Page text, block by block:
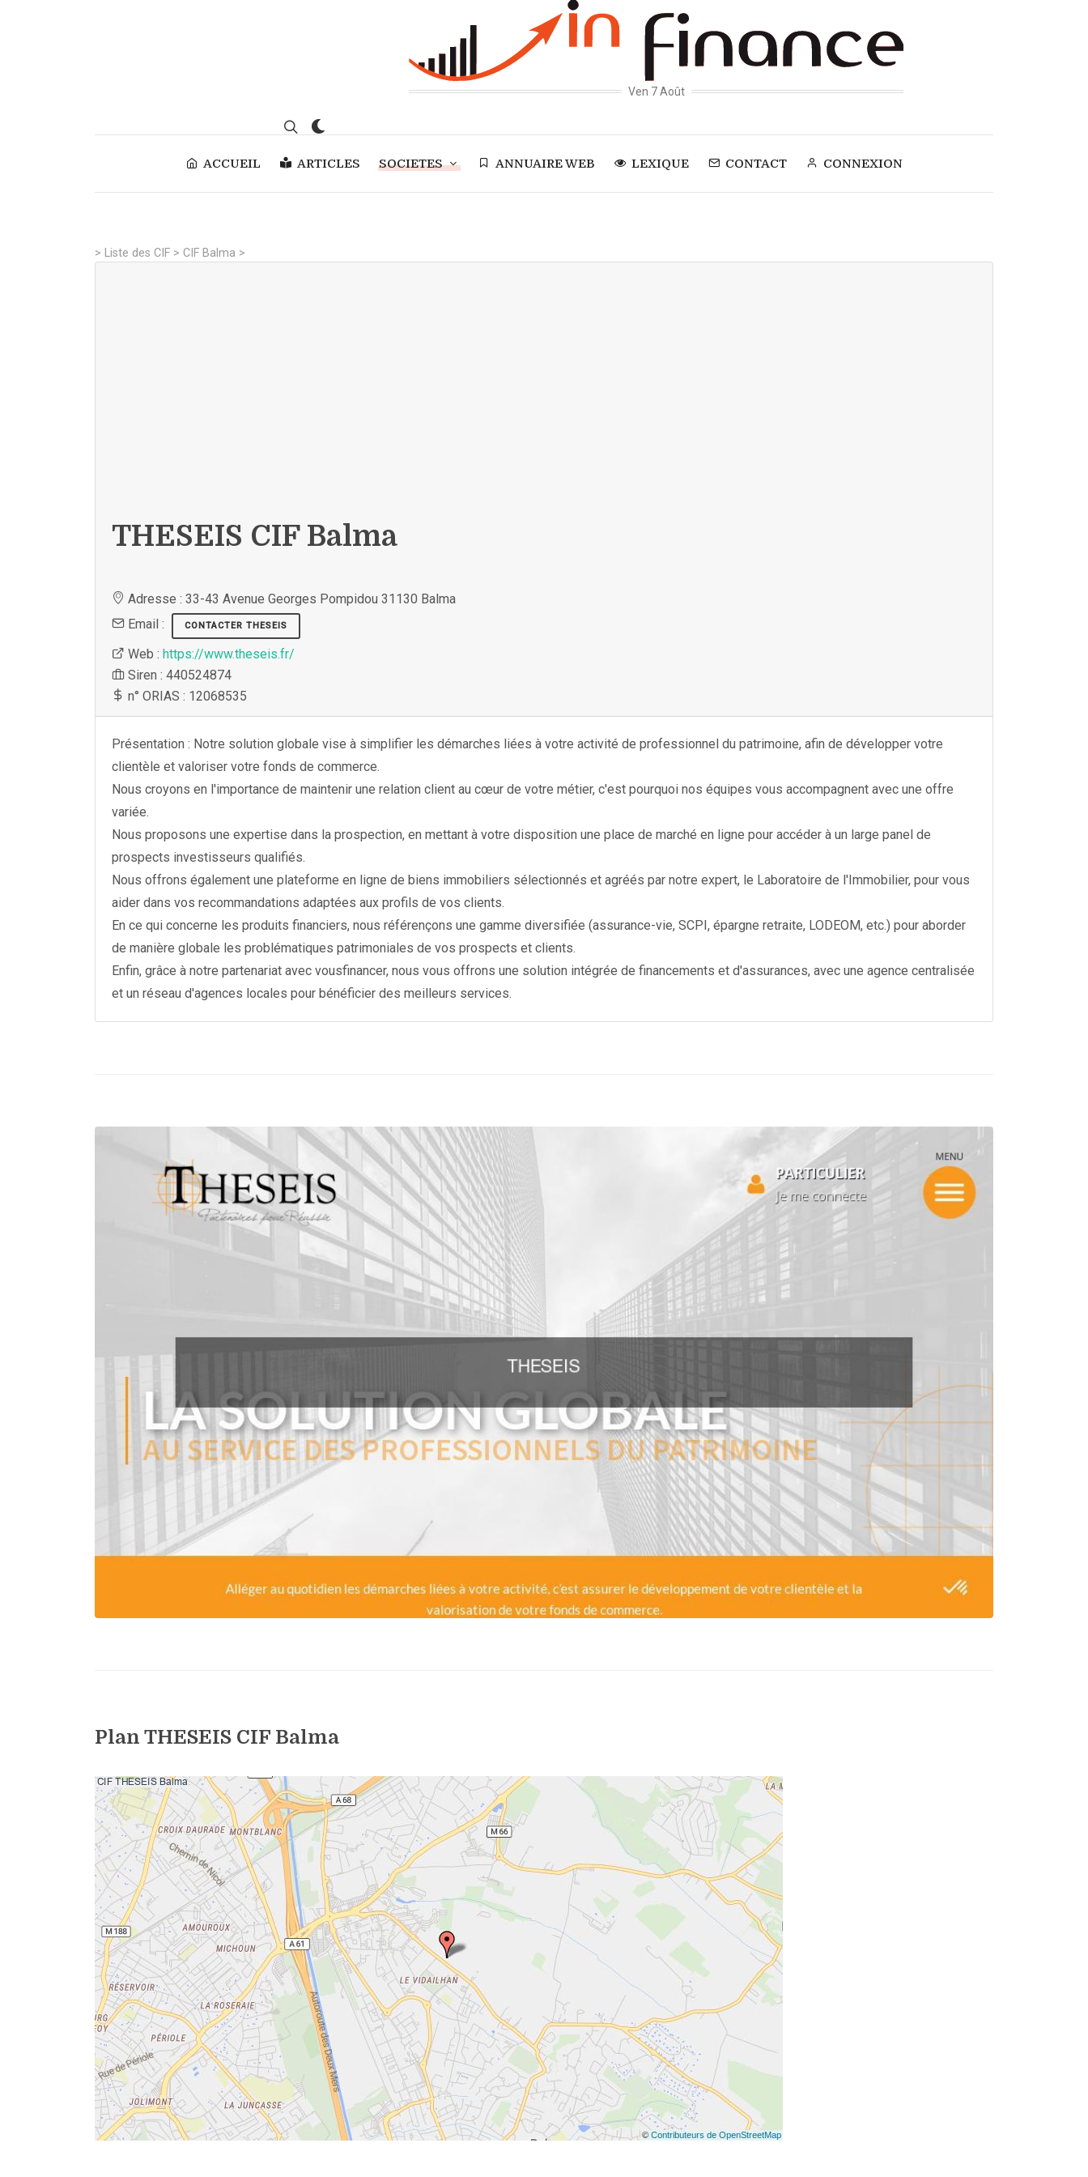
Ven 7 Août
ACCUEIL ARTICLES SOCIETES ANNUAIRE WEB LEXIQUE CONTACT CONNEXION
> Liste des CIF > CIF Balma >
THESEIS CIF Balma
Adresse : 33-43 Avenue Georges Pompidou 31130 Balma
Email :
CONTACTER THESEIS
Web : https://www.theseis.fr/
Siren : 440524874
n° ORIAS : 12068535
Présentation : Notre solution globale vise à simplifier les démarches liées à votre activité de professionnel du patrimoine, afin de développer votre
clientèle et valoriser votre fonds de commerce.
Nous croyons en l'importance de maintenir une relation client au cœur de votre métier, c'est pourquoi nos équipes vous accompagnent avec une offre
variée.
Nous proposons une expertise dans la prospection, en mettant à votre disposition une place de marché en ligne pour accéder à un large panel de
prospects investisseurs qualifiés.
Nous offrons également une plateforme en ligne de biens immobiliers sélectionnés et agréés par notre expert, le Laboratoire de l'Immobilier, pour vous
aider dans vos recommandations adaptées aux profils de vos clients.
En ce qui concerne les produits financiers, nous référençons une gamme diversifiée (assurance-vie, SCPI, épargne retraite, LODEOM, etc.) pour aborder
de manière globale les problématiques patrimoniales de vos prospects et clients.
Enfin, grâce à notre partenariat avec vousfinancer, nous vous offrons une solution intégrée de financements et d'assurances, avec une agence centralisée
et un réseau d'agences locales pour bénéficier des meilleurs services.
Plan THESEIS CIF Balma